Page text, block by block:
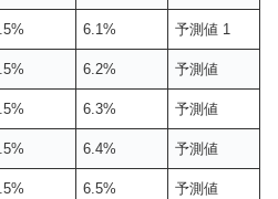
6.1% 予測値 1
6.2% 予測値
6.3% 予測値
6.4% 予測値
6.5% 予測値